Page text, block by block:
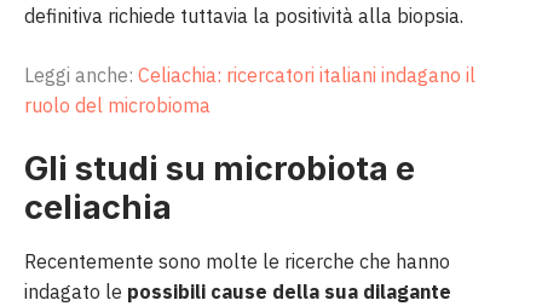
definitiva richiede tuttavia la positività alla biopsia.
Leggi anche: Celiachia: ricercatori italiani indagano il
ruolo del microbioma
Gli studi su microbiota e
celiachia
Recentemente sono molte le ricerche che hanno
indagato le possibili cause della sua dilagante